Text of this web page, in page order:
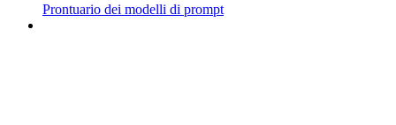
Prontuario dei modelli di prompt